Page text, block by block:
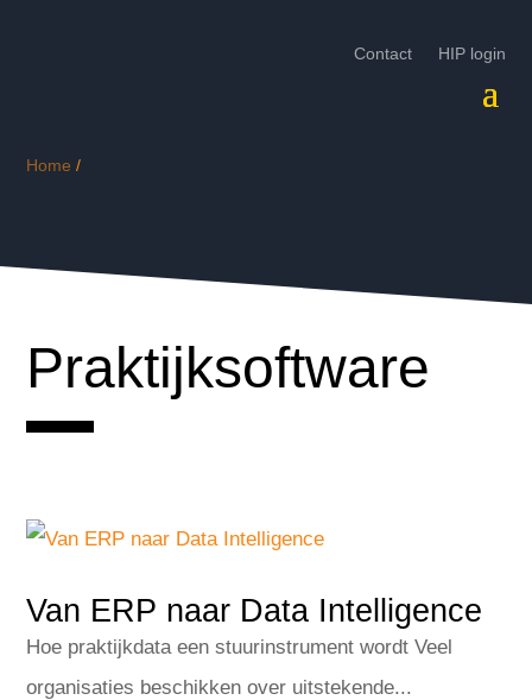
Contact HIP login
Home /
Praktijksoftware
Van ERP naar Data Intelligence
Hoe praktijkdata een stuurinstrument wordt Veel
organisaties beschikken over uitstekende...